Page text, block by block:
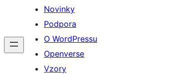
Novinky
Podpora
O WordPressu
Openverse
Vzory